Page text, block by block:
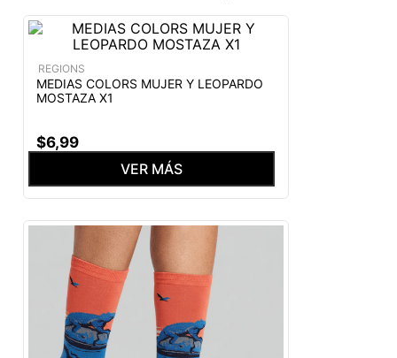
REGIONS
MEDIAS COLORS MUJER Y LEOPARDO
MOSTAZA X1
$6,99
VER MÁS